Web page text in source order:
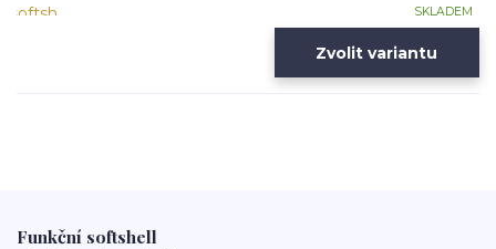
SKLADEM
Zvolit variantu
Funkční softshell